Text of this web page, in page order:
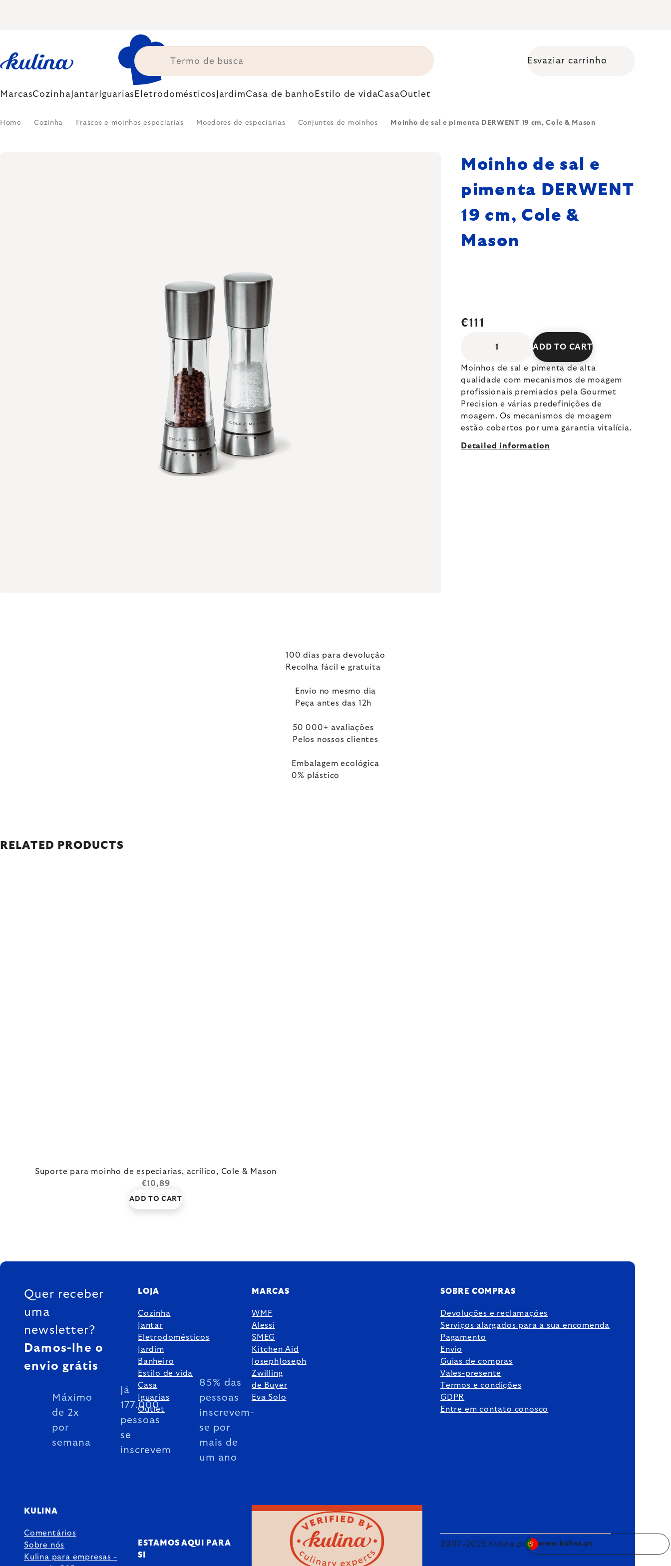
Esvaziar carrinho
MarcasCozinha Jantar Iguarias Eletrodomésticos JardimCasa de banho Estilo de vidaCasaOutlet
Home Cozinha Frascos e moinhos especiarias Moedores de especiarias Conjuntos de moinhos Moinho de sal e pimenta DERWENT 19 cm, Cole & Mason
Moinho de sal e
pimenta DERWENT
19 cm, Cole &
Mason
€111
ADD TO CART
Moinhos de sal e pimenta de alta
qualidade com mecanismos de moagem
profissionais premiados pela Gourmet
Precision e várias predefinições de
moagem. Os mecanismos de moagem
estão cobertos por uma garantia vitalícia.
Detailed information
100 dias para devolução
Recolha fácil e gratuita
Envio no mesmo dia
Peça antes das 12h
50 000+ avaliações
Pelos nossos clientes
Embalagem ecológica
0% plástico
RELATED PRODUCTS
Suporte para moinho de especiarias, acrílico, Cole & Mason
€10,89
ADD TO CART
FOOTER
Quer receber
uma
newsletter?
Damos-lhe o
envio grátis
Máximo
de 2x
por
semana
Já
177.000
pessoas
se
inscrevem
85% das
pessoas
inscrevem-
se por
mais de
um ano
LOJA
Cozinha
Jantar
Eletrodomésticos
Jardim
Banheiro
Estilo de vida
Casa
Iguarias
Outlet
MARCAS
WMF
Alessi
SMEG
Kitchen Aid
JosephJoseph
Zwilling
de Buyer
Eva Solo
SOBRE COMPRAS
Devoluções e reclamações
Serviços alargados para a sua encomenda
Pagamento
Envio
Guias de compras
Vales-presente
Termos e condições
GDPR
Entre em contato conosco
KULINA
Comentários
Sobre nós
Kulina para empresas -
ESTAMOS AQUI PARA
SI
2007–2025 Kulina.pt www.kulina.pt